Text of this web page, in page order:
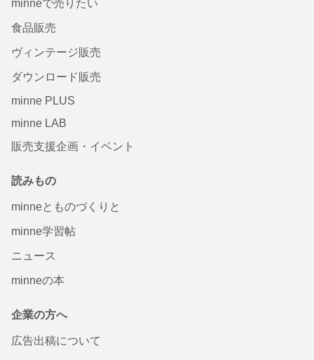
minneで売りたい
食品販売
ヴィンテージ販売
ダウンロード販売
minne PLUS
minne LAB
販売支援企画・イベント
読みもの
minneとものづくりと
minne学習帖
ニュース
minneの本
企業の方へ
広告出稿について